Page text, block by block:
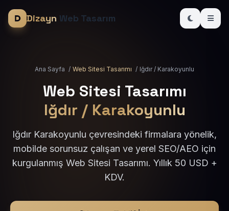
Dizayn Web Tasarım
Ana Sayfa / Web Sitesi Tasarımı / Iğdır / Karakoyunlu
Web Sitesi Tasarımı
Iğdır / Karakoyunlu
Iğdır Karakoyunlu çevresindeki firmalara yönelik,
mobilde sorunsuz çalışan ve yerel SEO/AEO için
kurgulanmış Web Sitesi Tasarımı. Yıllık 50 USD +
KDV.